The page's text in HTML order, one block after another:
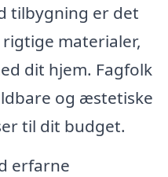
tilbygning er det
materialer,
dit hjem. Fagfolk
og æstetiske
til dit budget.
erfarne